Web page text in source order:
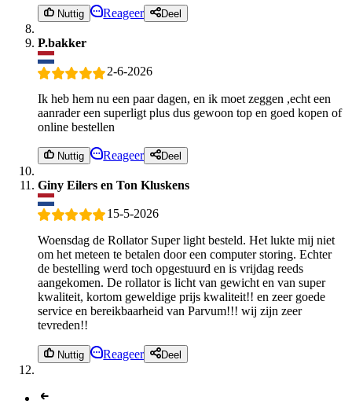
Nuttig Reageer Deel
P.bakker
2-6-2026
Ik heb hem nu een paar dagen, en ik moet zeggen ,echt een
aanrader een superligt plus dus gewoon top en goed kopen of
online bestellen
Nuttig Reageer Deel
Giny Eilers en Ton Kluskens
15-5-2026
Woensdag de Rollator Super light besteld. Het lukte mij niet
om het meteen te betalen door een computer storing. Echter
de bestelling werd toch opgestuurd en is vrijdag reeds
aangekomen. De rollator is licht van gewicht en van super
kwaliteit, kortom geweldige prijs kwaliteit!! en zeer goede
service en bereikbaarheid van Parvum!!! wij zijn zeer
tevreden!!
Nuttig Reageer Deel